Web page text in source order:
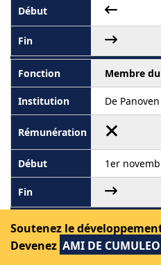
Membre
De Panoven
1er
PWA-
Soutenez le
Devenez AMI DE CUMULEO